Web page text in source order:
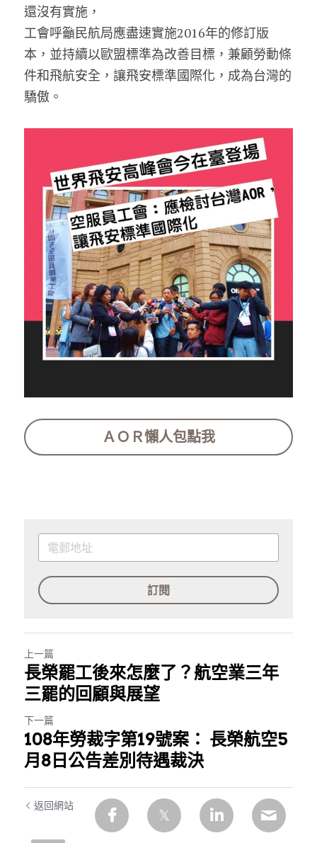
還沒有實施，
工會呼籲民航局應盡速實施2016年的修訂版
本，並持續以歐盟標準為改善目標，兼顧勞動條
件和飛航安全，讓飛安標準國際化，成為台灣的
驕傲。
ＡＯＲ懶人包點我
訂閱
上一篇
長榮罷工後來怎麼了？航空業三年
三罷的回顧與展望
下一篇
108年勞裁字第19號案： 長榮航空5
月8日公告差別待遇裁決
返回網站